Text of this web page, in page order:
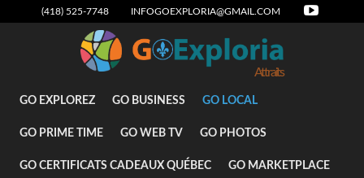
(418) 525-7748 INFOGOEXPLORIA@GMAIL.COM
Attraits
GO EXPLOREZ GO BUSINESS GO LOCAL
GO PRIME TIME GO WEB TV GO PHOTOS
GO CERTIFICATS CADEAUX QUÉBEC GO MARKETPLACE